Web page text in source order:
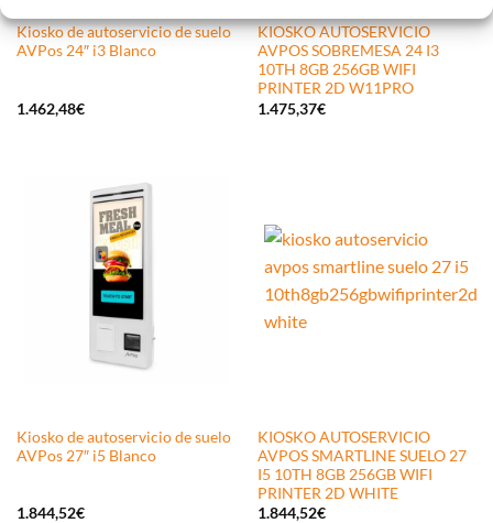
Kiosko de autoservicio de suelo
AVPos 24″ i3 Blanco
1.462,48€
KIOSKO AUTOSERVICIO
AVPOS SOBREMESA 24 I3
10TH 8GB 256GB WIFI
PRINTER 2D W11PRO
1.475,37€
Kiosko de autoservicio de suelo
AVPos 27″ i5 Blanco
1.844,52€
KIOSKO AUTOSERVICIO
AVPOS SMARTLINE SUELO 27
I5 10TH 8GB 256GB WIFI
PRINTER 2D WHITE
1.844,52€